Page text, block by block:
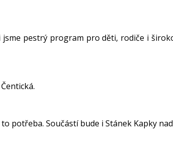
pestrý program pro děti, rodiče i
potřeba. Součástí bude i Stánek Kapky